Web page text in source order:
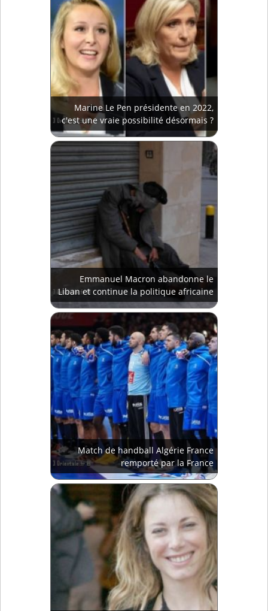
Marine Le Pen présidente en 2022,
c'est une vraie possibilité désormais ?
Emmanuel Macron abandonne le
Liban et continue la politique africaine
Match de handball Algérie France
remporté par la France